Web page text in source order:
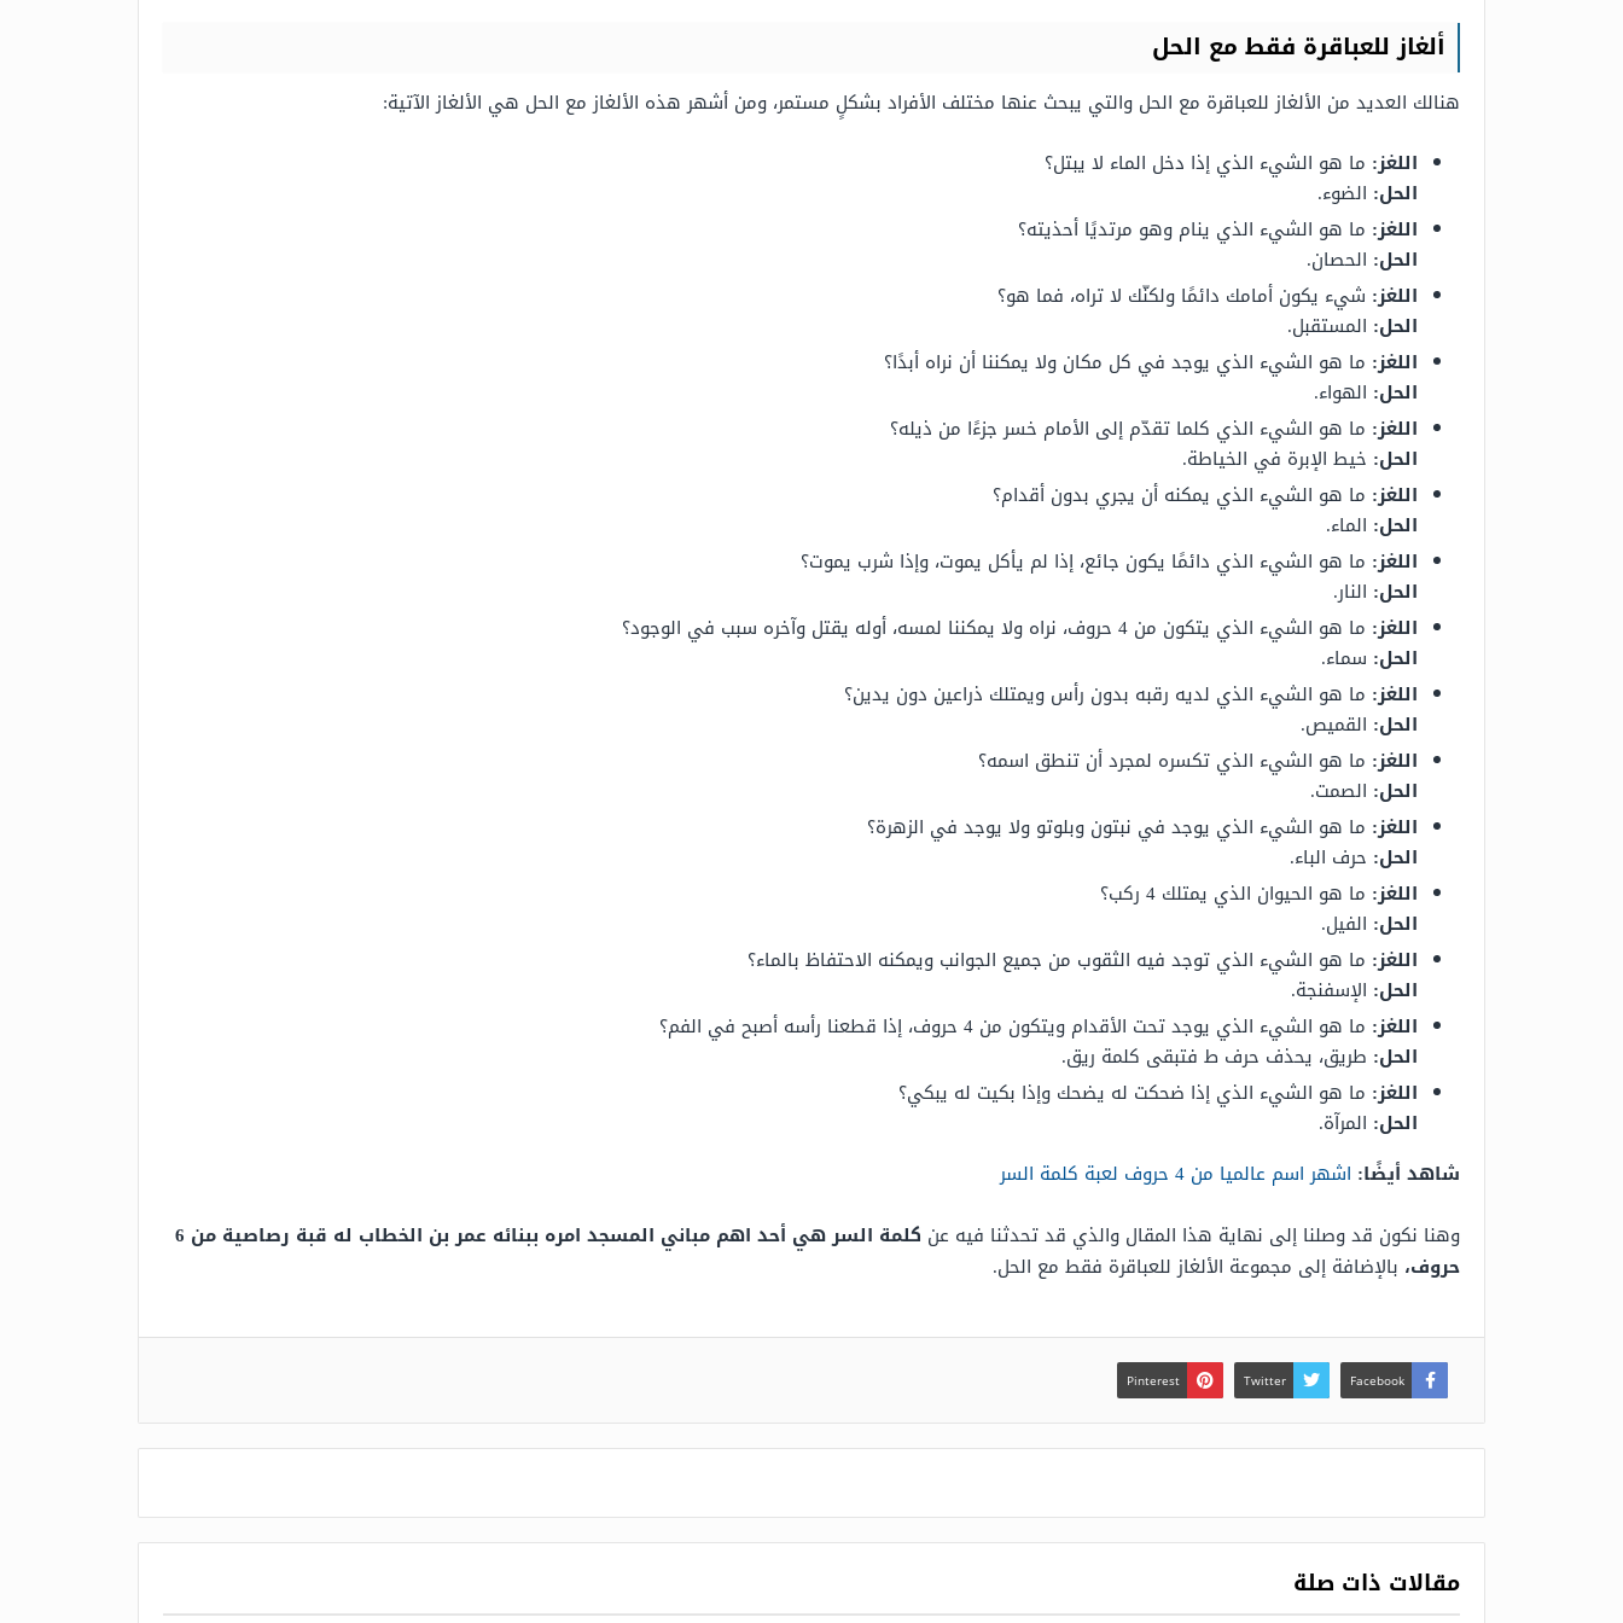
ألغاز للعباقرة فقط مع الحل
هنالك العديد من الألغاز للعباقرة مع الحل والتي يبحث عنها مختلف الأفراد بشكلٍ مستمر، ومن أشهر هذه الألغاز مع الحل هي الألغاز الآتية:
اللغز: ما هو الشيء الذي إذا دخل الماء لا يبتل؟
الحل: الضوء.
اللغز: ما هو الشيء الذي ينام وهو مرتديًا أحذيته؟
الحل: الحصان.
اللغز: شيء يكون أمامك دائمًا ولكنّك لا تراه، فما هو؟
الحل: المستقبل.
اللغز: ما هو الشيء الذي يوجد في كل مكان ولا يمكننا أن نراه أبدًا؟
الحل: الهواء.
اللغز: ما هو الشيء الذي كلما تقدّم إلى الأمام خسر جزءًا من ذيله؟
الحل: خيط الإبرة في الخياطة.
اللغز: ما هو الشيء الذي يمكنه أن يجري بدون أقدام؟
الحل: الماء.
اللغز: ما هو الشيء الذي دائمًا يكون جائع، إذا لم يأكل يموت، وإذا شرب يموت؟
الحل: النار.
اللغز: ما هو الشيء الذي يتكون من 4 حروف، نراه ولا يمكننا لمسه، أوله يقتل وآخره سبب في الوجود؟
الحل: سماء.
اللغز: ما هو الشيء الذي لديه رقبه بدون رأس ويمتلك ذراعين دون يدين؟
الحل: القميص.
اللغز: ما هو الشيء الذي تكسره لمجرد أن تنطق اسمه؟
الحل: الصمت.
اللغز: ما هو الشيء الذي يوجد في نبتون وبلوتو ولا يوجد في الزهرة؟
الحل: حرف الباء.
اللغز: ما هو الحيوان الذي يمتلك 4 ركب؟
الحل: الفيل.
اللغز: ما هو الشيء الذي توجد فيه الثقوب من جميع الجوانب ويمكنه الاحتفاظ بالماء؟
الحل: الإسفنجة.
اللغز: ما هو الشيء الذي يوجد تحت الأقدام ويتكون من 4 حروف، إذا قطعنا رأسه أصبح في الفم؟
الحل: طريق، يحذف حرف ط فتبقى كلمة ريق.
اللغز: ما هو الشيء الذي إذا ضحكت له يضحك وإذا بكيت له يبكي؟
الحل: المرآة.
شاهد أيضًا: اشهر اسم عالميا من 4 حروف لعبة كلمة السر
وهنا نكون قد وصلنا إلى نهاية هذا المقال والذي قد تحدثنا فيه عن
كلمة السر هي أحد اهم مباني المسجد امره ببنائه عمر بن الخطاب له قبة رصاصية من 6
حروف، بالإضافة إلى مجموعة الألغاز للعباقرة فقط مع الحل.
Facebook
Twitter
Pinterest
مقالات ذات صلة